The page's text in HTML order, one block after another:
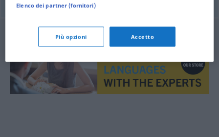
Elenco dei partner (fornitori)
Più opzioni Accetto